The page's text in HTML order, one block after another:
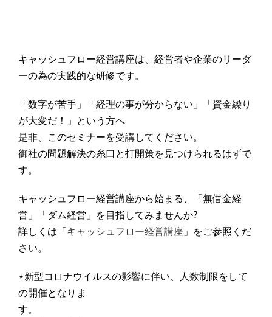
キャッシュフロー経営講座は、経営者や企業のリーダ
ーの為の実践的な研修です。
「数字が苦手」「経理の事が分からない」「資金繰り
が大変だ！」という方へ
是非、このセミナーを受講してください。
御社の問題解決の糸口と打開策を見つけられるはずで
す。
キャッシュフロー経営講座から始まる、「無借金経
営」「ダム経営」を目指してみませんか?
詳しくは「キャッシュフロー経営講座 」をご参照くだ
さい。
⋆新型コロナウイルスの影響に伴い、人数制限をして
の開催となりま
す